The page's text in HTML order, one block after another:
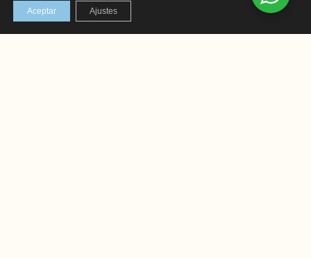
Aceptar Ajustes